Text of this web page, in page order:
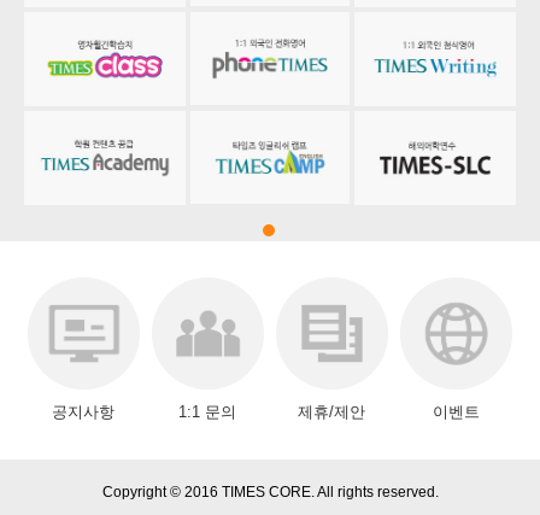
공지사항 1:1 문의 제휴/제안 이벤트
Copyright © 2016 TIMES CORE. All rights reserved.